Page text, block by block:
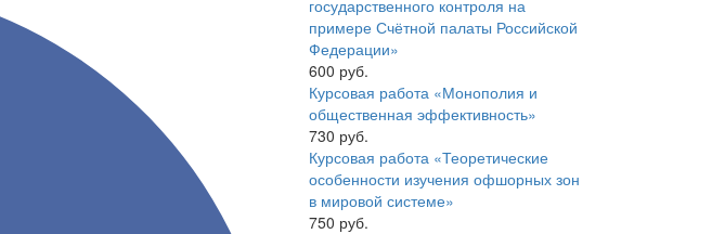
государственного контроля на
примере Счётной палаты Российской
Федерации»
600 руб.
Курсовая работа «Монополия и
общественная эффективность»
730 руб.
Курсовая работа «Теоретические
особенности изучения офшорных зон
в мировой системе»
750 руб.